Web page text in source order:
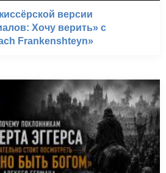
версии
Хочу верить» с
Frankenshteyn»